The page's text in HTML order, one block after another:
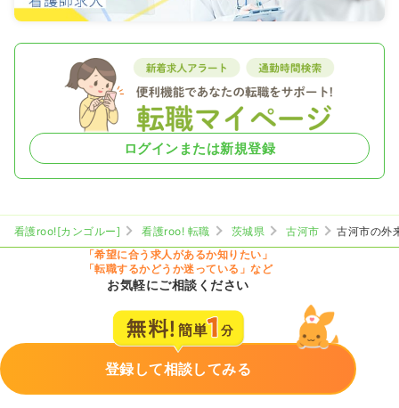
ログインまたは新規登録
看護roo![カンゴルー] 看護roo! 転職 茨城県 古河市
古河市の外
「希望に合う求人があるか知りたい」
「転職するかどうか迷っている」など
お気軽にご相談ください
登録して相談してみる